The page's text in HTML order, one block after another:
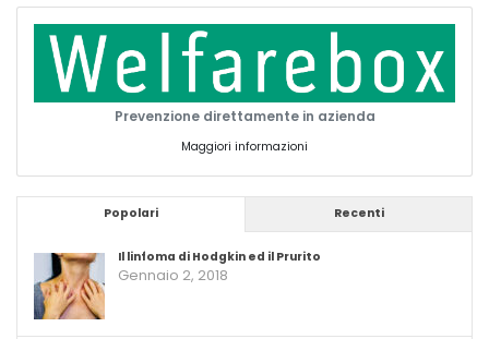
Prevenzione direttamente in azienda
Maggiori informazioni
Popolari Recenti
Il linfoma di Hodgkin ed il Prurito
Gennaio 2, 2018